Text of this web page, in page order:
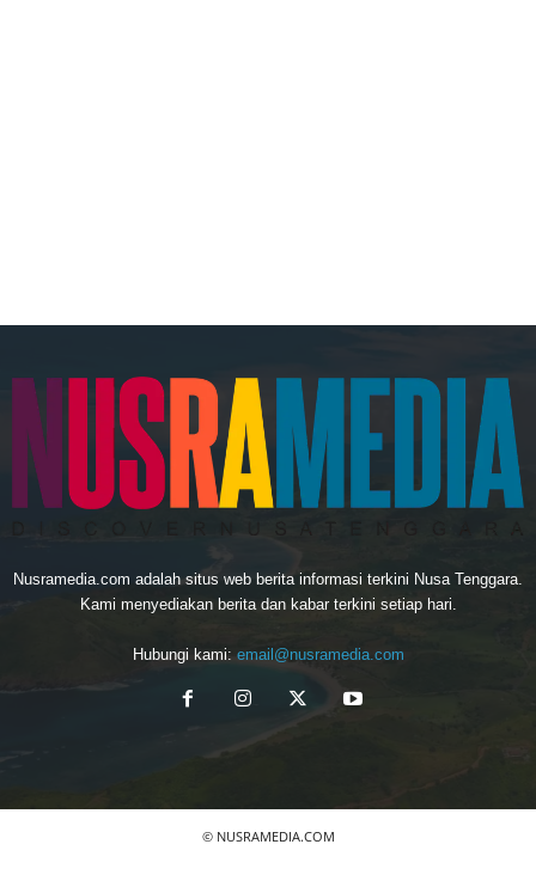
Nusramedia.com adalah situs web berita informasi terkini Nusa Tenggara.
Kami menyediakan berita dan kabar terkini setiap hari.
Hubungi kami: email@nusramedia.com
© NUSRAMEDIA.COM